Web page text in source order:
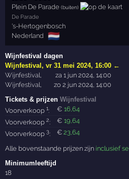
Plein De Parade (buiten)
De Parade
's-Hertogenbosch
Nederland 🇳🇱
Wijnfestival dagen
Wijnfestival,vr 31 mei 2024, 16:00 ←
Wijnfestival
za 1 jun 2024, 14:00
Wijnfestival
zo 2 jun 2024, 14:00
Tickets & prijzenWijnfestival
Voorverkoop1: € 16 ,64
Voorverkoop2: € 19 ,64
Voorverkoop3: €23 ,64
Alle bovenstaande prijzen zijn inclusief
Minimumleeftijd
18